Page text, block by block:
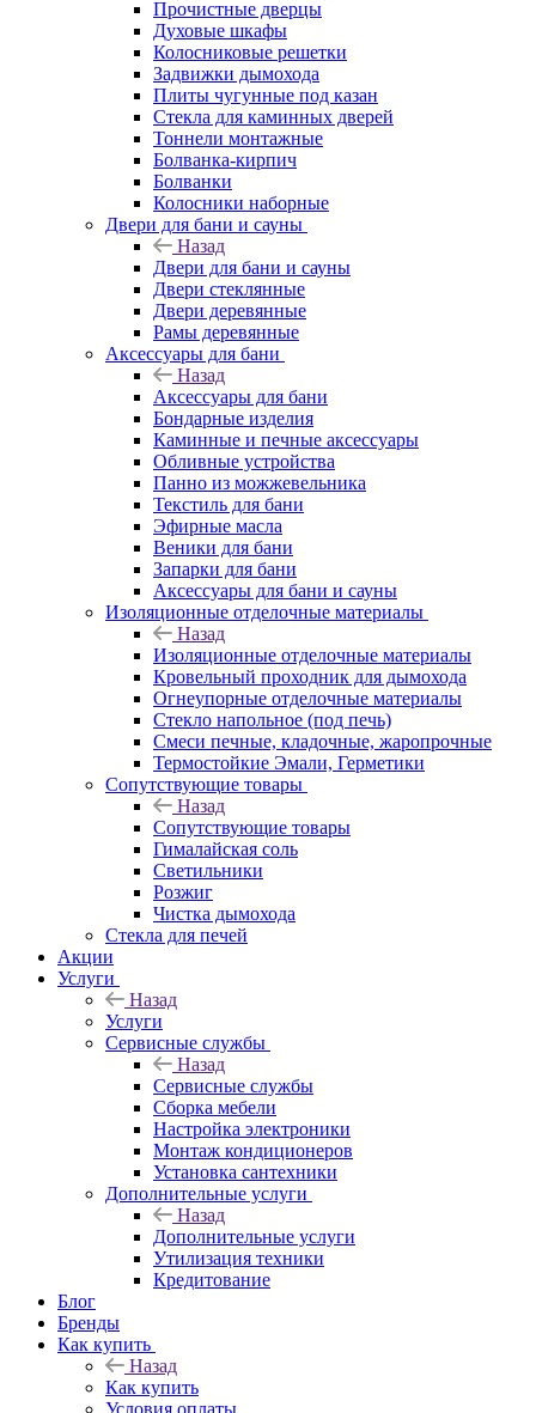
Прочистные дверцы
Духовые шкафы
Колосниковые решетки
Задвижки дымохода
Плиты чугунные под казан
Стекла для каминных дверей
Тоннели монтажные
Болванка-кирпич
Болванки
Колосники наборные
Двери для бани и сауны
Назад
Двери для бани и сауны
Двери стеклянные
Двери деревянные
Рамы деревянные
Аксессуары для бани
Назад
Аксессуары для бани
Бондарные изделия
Каминные и печные аксессуары
Обливные устройства
Панно из можжевельника
Текстиль для бани
Эфирные масла
Веники для бани
Запарки для бани
Аксессуары для бани и сауны
Изоляционные отделочные материалы
Назад
Изоляционные отделочные материалы
Кровельный проходник для дымохода
Огнеупорные отделочные материалы
Стекло напольное (под печь)
Смеси печные, кладочные, жаропрочные
Термостойкие Эмали, Герметики
Сопутствующие товары
Назад
Сопутствующие товары
Гималайская соль
Светильники
Розжиг
Чистка дымохода
Стекла для печей
Акции
Услуги
Назад
Услуги
Сервисные службы
Назад
Сервисные службы
Сборка мебели
Настройка электроники
Монтаж кондиционеров
Установка сантехники
Дополнительные услуги
Назад
Дополнительные услуги
Утилизация техники
Кредитование
Блог
Бренды
Как купить
Назад
Как купить
Условия оплаты